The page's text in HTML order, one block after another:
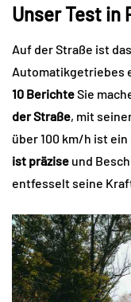
Unser Test in
Auf der Straße ist
Automatikgetriebes
10 BerichteSie
der Straße, mit
über 100 km/h ist
ist präzise und
entfesselt seine